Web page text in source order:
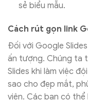
sẻ biểu mẫu.
Cách rút gọn link
Đối với Google
ấn tượng. Chúng ta
Slides khi làm việc
sao cho đẹp mắt,
viên. Các bạn có